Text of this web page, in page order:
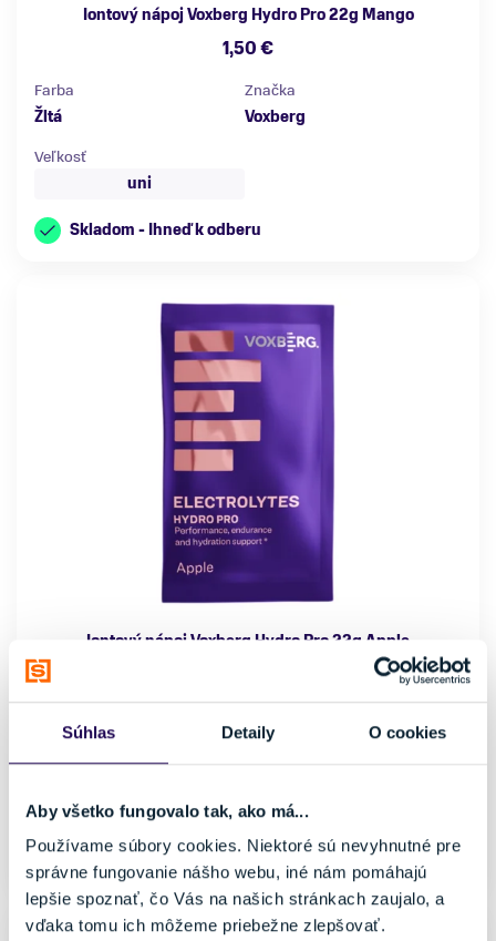
Súhlas Detaily O cookies
Aby všetko fungovalo tak, ako má...
Používame súbory cookies. Niektoré sú nevyhnutné pre
správne fungovanie nášho webu, iné nám pomáhajú
lepšie spoznať, čo Vás na našich stránkach zaujalo, a
vďaka tomu ich môžeme priebežne zlepšovať.
Iontový nápoj Voxberg Hydro Pro 22g Mango
1,50 €
Farba
Žltá
Značka
Voxberg
Veľkosť
uni
Skladom - Ihneď k odberu
Iontový nápoj Voxberg Hydro Pro 22g Apple
Zelená
Voxberg
uni
Skladom - Ihneď k odberu